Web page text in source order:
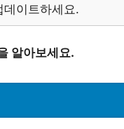
이트하세요.
알아보세요.